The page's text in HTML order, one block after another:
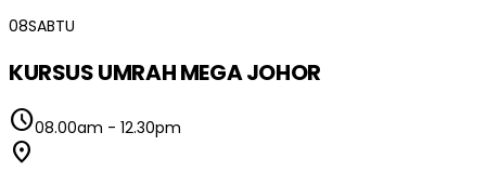
08SABTU
KURSUS UMRAH MEGA JOHOR
schedule08.00am - 12.30pm
location_on